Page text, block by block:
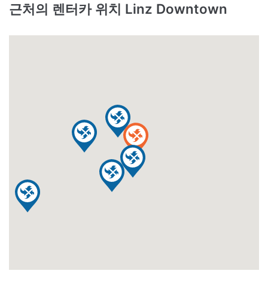
근처의 렌터카 위치 Linz Downtown